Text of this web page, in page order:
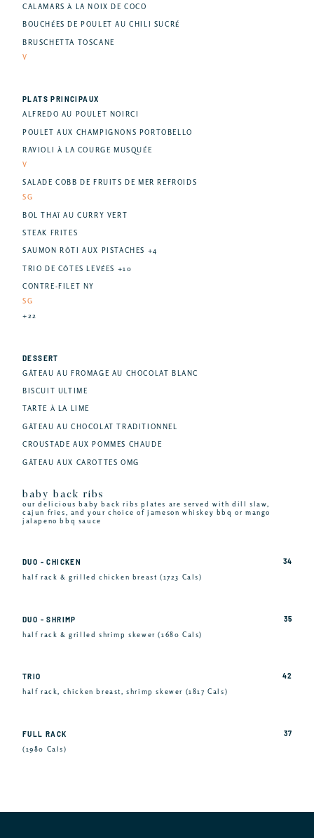
CALAMARS À LA NOIX DE COCO
BOUCHÉES DE POULET AU CHILI SUCRÉ
BRUSCHETTA TOSCANE
V
PLATS PRINCIPAUX
ALFREDO AU POULET NOIRCI
POULET AUX CHAMPIGNONS PORTOBELLO
RAVIOLI À LA COURGE MUSQUÉE
V
SALADE COBB DE FRUITS DE MER REFROIDS
SG
BOL THAÏ AU CURRY VERT
STEAK FRITES
SAUMON RÔTI AUX PISTACHES +4
TRIO DE CÔTES LEVÉES +10
CONTRE-FILET NY
SG
+22
DESSERT
GÂTEAU AU FROMAGE AU CHOCOLAT BLANC
BISCUIT ULTIME
TARTE À LA LIME
GÂTEAU AU CHOCOLAT TRADITIONNEL
CROUSTADE AUX POMMES CHAUDE
GÂTEAU AUX CAROTTES OMG
baby back ribs
our delicious baby back ribs plates are served with dill slaw,
cajun fries, and your choice of jameson whiskey bbq or mango
jalapeno bbq sauce
DUO - CHICKEN
half rack & grilled chicken breast (1723 Cals)
34
DUO - SHRIMP
half rack & grilled shrimp skewer (1680 Cals)
35
TRIO
half rack, chicken breast, shrimp skewer (1817 Cals)
42
FULL RACK
(1980 Cals)
37